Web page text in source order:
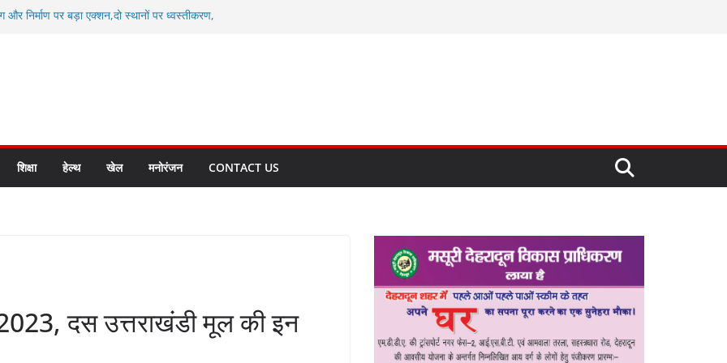
और निर्माण पर बड़ा एक्शन,दो स्थानों पर ध्वस्तीकरण,
टू ग्लोबल’ के संकल्प को आगे बढ़ा रही उत्तराखंड
के पदक विजेताओं और प्रशिक्षकों को
क्रीड़ा विश्वविद्यालय गौलापार के निर्माण कार्यों की
शिक्षा हेल्थ खेल मनोरंजन CONTACT US
2023, दस उत्तराखंडी मूल की इन